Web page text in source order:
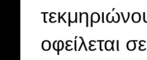
οφείλεται